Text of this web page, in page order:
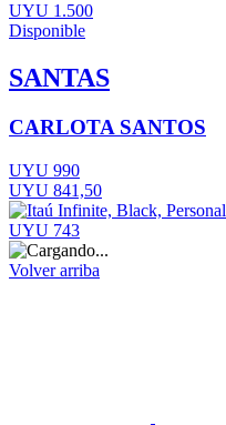
UYU 1.500
Disponible
SANTAS
CARLOTA SANTOS
UYU 990
UYU 841,50
UYU 743
Volver arriba